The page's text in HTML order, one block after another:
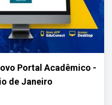
Portal Acadêmico -
de Janeiro